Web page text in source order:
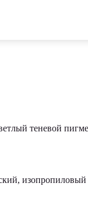
теневой